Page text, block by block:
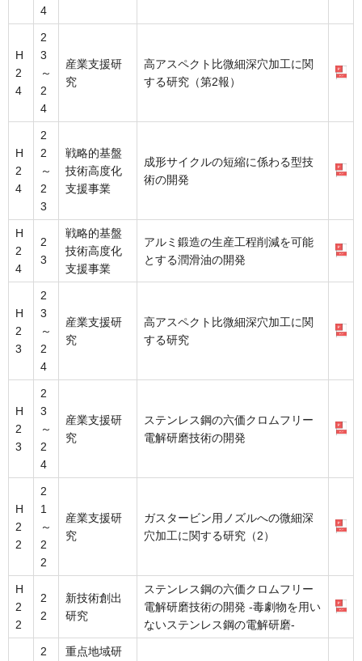
4
H
2
4
2
3
～
2
4
産業支援研
究
高アスペクト比微細深穴加工に関
する研究（第2報）
H
2
4
2
2
～
2
3
戦略的基盤
技術高度化
支援事業
成形サイクルの短縮に係わる型技
術の開発
H
2
4
2
3
戦略的基盤
技術高度化
支援事業
アルミ鍛造の生産工程削減を可能
とする潤滑油の開発
H
2
3
2
3
～
2
4
産業支援研
究
高アスペクト比微細深穴加工に関
する研究
H
2
3
2
3
～
2
4
産業支援研
究
ステンレス鋼の六価クロムフリー
電解研磨技術の開発
H
2
2
2
1
～
2
2
産業支援研
究
ガスタービン用ノズルへの微細深
穴加工に関する研究（2）
H
2
2
2
2
新技術創出
研究
ステンレス鋼の六価クロムフリー
電解研磨技術の開発 -毒劇物を用い
ないステンレス鋼の電解研磨-
2
重点地域研